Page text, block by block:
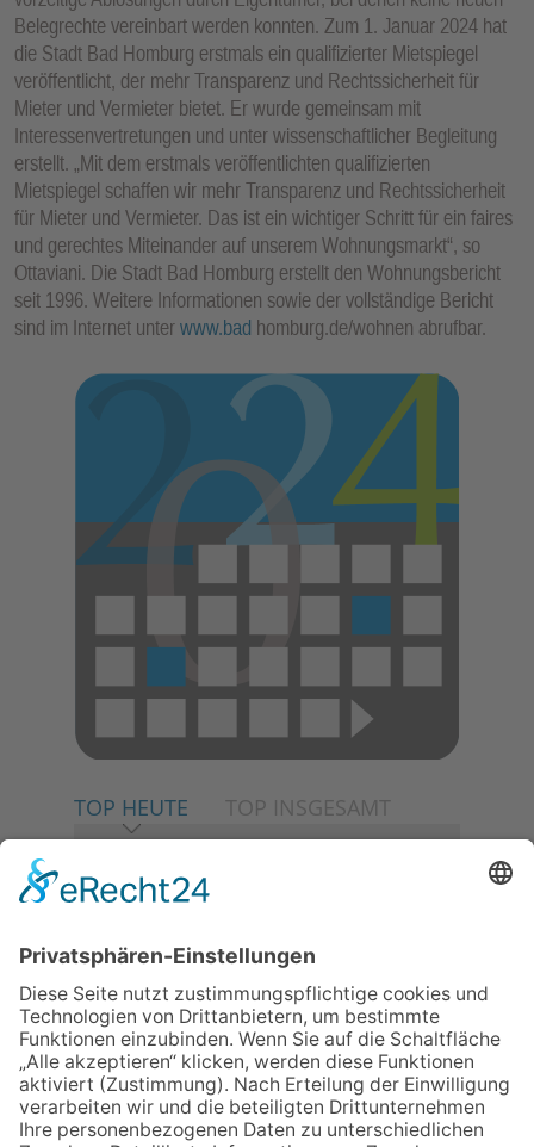
Belegrechte vereinbart werden konnten. Zum 1. Januar 2024 hat
die Stadt Bad Homburg erstmals ein qualifizierter Mietspiegel
veröffentlicht, der mehr Transparenz und Rechtssicherheit für
Mieter und Vermieter bietet. Er wurde gemeinsam mit
Interessenvertretungen und unter wissenschaftlicher Begleitung
erstellt. „Mit dem erstmals veröffentlichten qualifizierten
Mietspiegel schaffen wir mehr Transparenz und Rechtssicherheit
für Mieter und Vermieter. Das ist ein wichtiger Schritt für ein faires
und gerechtes Miteinander auf unserem Wohnungsmarkt“, so
Ottaviani. Die Stadt Bad Homburg erstellt den Wohnungsbericht
seit 1996. Weitere Informationen sowie der vollständige Bericht
sind im Internet unterwww.bad homburg.de/wohnen abrufbar.
TOP HEUTE TOP INSGESAMT
06.08.2026
Baustellenführung führt auch in
die Zukunft der Stadt
Königstein
06.08.2026
Klinikforum zum Thema
Karpaltunnelsyndrom
06.08.2026
Gewinnspiel zum Start ins